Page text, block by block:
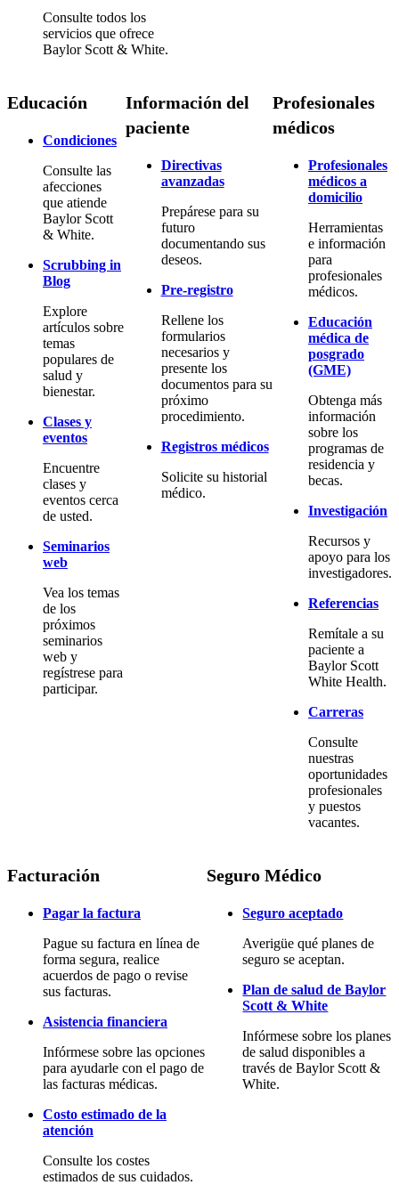
Consulte todos los
servicios que ofrece
Baylor Scott & White.
Educación
Condiciones
Consulte las
afecciones
que atiende
Baylor Scott
& White.
Scrubbing in
Blog
Explore
artículos sobre
temas
populares de
salud y
bienestar.
Clases y
eventos
Encuentre
clases y
eventos cerca
de usted.
Seminarios
web
Vea los temas
de los
próximos
seminarios
web y
regístrese para
participar.
Información del
paciente
Directivas
avanzadas
Prepárese para su
futuro
documentando sus
deseos.
Pre-registro
Rellene los
formularios
necesarios y
presente los
documentos para su
próximo
procedimiento.
Registros médicos
Solicite su historial
médico.
Profesionales
médicos
Profesionales
médicos a
domicilio
Herramientas
e información
para
profesionales
médicos.
Educación
médica de
posgrado
(GME)
Obtenga más
información
sobre los
programas de
residencia y
becas.
Investigación
Recursos y
apoyo para los
investigadores.
Referencias
Remítale a su
paciente a
Baylor Scott
White Health.
Carreras
Consulte
nuestras
oportunidades
profesionales
y puestos
vacantes.
Facturación
Pagar la factura
Pague su factura en línea de
forma segura, realice
acuerdos de pago o revise
sus facturas.
Asistencia financiera
Infórmese sobre las opciones
para ayudarle con el pago de
las facturas médicas.
Costo estimado de la
atención
Consulte los costes
estimados de sus cuidados.
Seguro Médico
Seguro aceptado
Averigüe qué planes de
seguro se aceptan.
Plan de salud de Baylor
Scott & White
Infórmese sobre los planes
de salud disponibles a
través de Baylor Scott &
White.